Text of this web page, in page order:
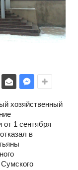
хозяйственный
от 1 сентября
в